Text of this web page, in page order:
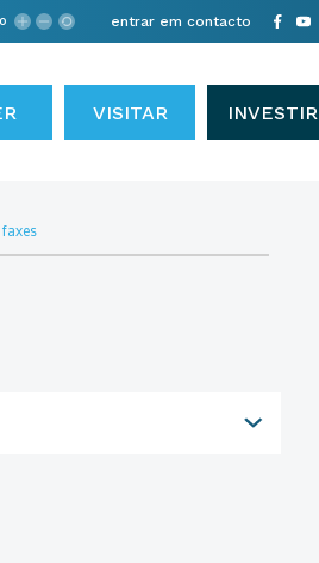
entrar em contacto
VISITAR INVESTIR